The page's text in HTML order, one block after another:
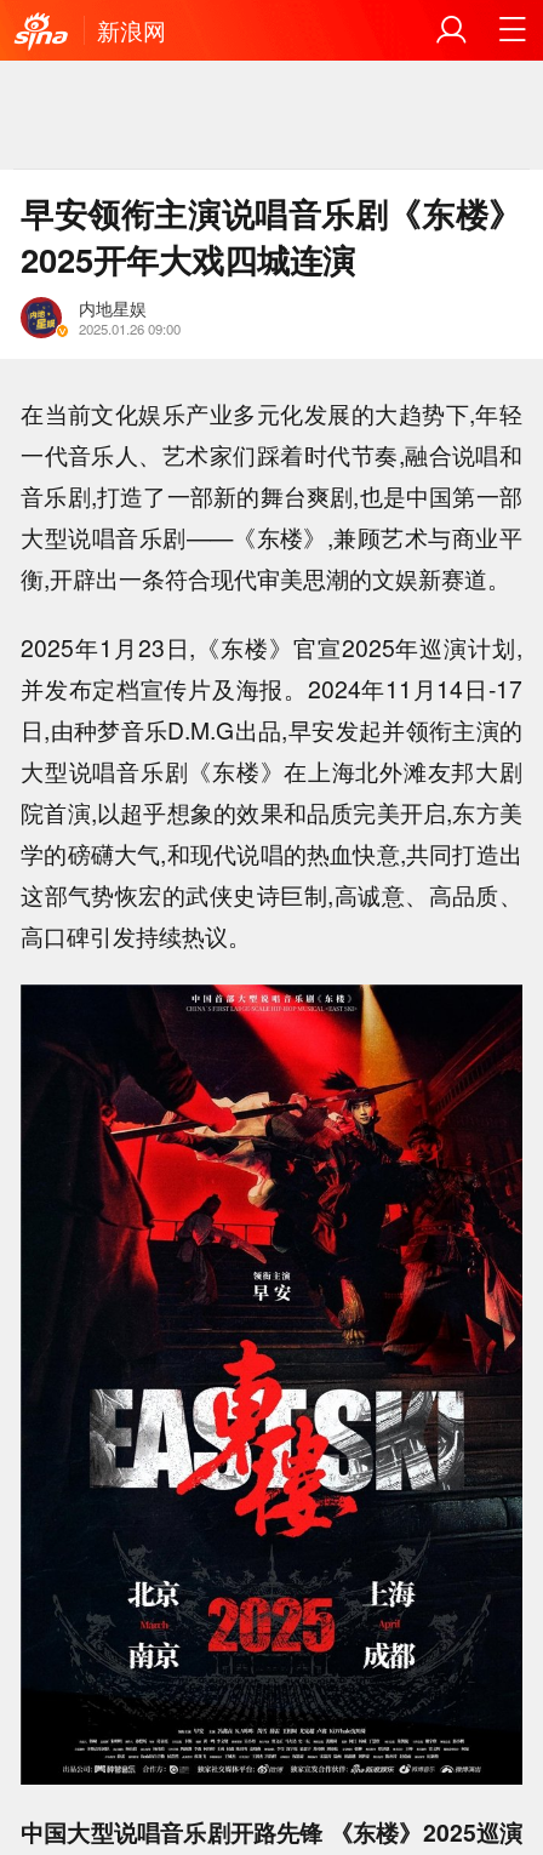
新浪网
早安领衔主演说唱音乐剧《东楼》
2025开年大戏四城连演
内地星娱
2025.01.26 09:00
在当前文化娱乐产业多元化发展的大趋势下,年轻
一代音乐人、艺术家们踩着时代节奏,融合说唱和
音乐剧,打造了一部新的舞台爽剧,也是中国第一部
大型说唱音乐剧——《东楼》,兼顾艺术与商业平
衡,开辟出一条符合现代审美思潮的文娱新赛道。
2025年1月23日,《东楼》官宣2025年巡演计划,
并发布定档宣传片及海报。2024年11月14日-17
日,由种梦音乐D.M.G出品,早安发起并领衔主演的
大型说唱音乐剧《东楼》在上海北外滩友邦大剧
院首演,以超乎想象的效果和品质完美开启,东方美
学的磅礴大气,和现代说唱的热血快意,共同打造出
这部气势恢宏的武侠史诗巨制,高诚意、高品质、
高口碑引发持续热议。
中国大型说唱音乐剧开路先锋 《东楼》2025巡演